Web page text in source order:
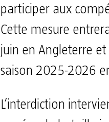
participer aux
Cette mesure
juin en Angleterre
saison 2025-2026
L’interdiction